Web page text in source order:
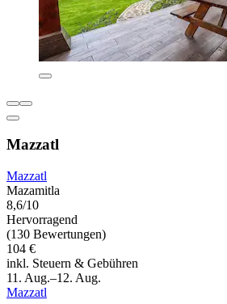
Mazzatl
Mazzatl
Mazamitla
8,6/10
Hervorragend
(130 Bewertungen)
104 €
inkl. Steuern & Gebühren
11. Aug.–12. Aug.
Mazzatl